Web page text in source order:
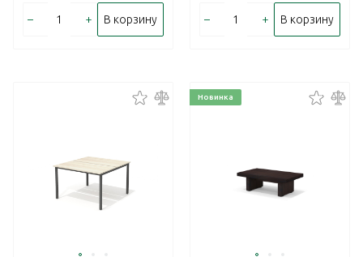
– + В корзину – + В корзину
Новинка